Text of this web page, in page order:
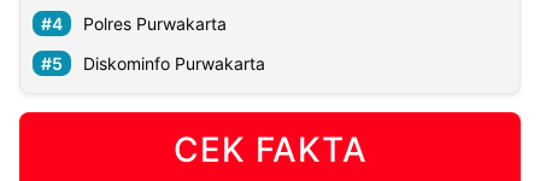
Polres Purwakarta
Diskominfo Purwakarta
CEK FAKTA